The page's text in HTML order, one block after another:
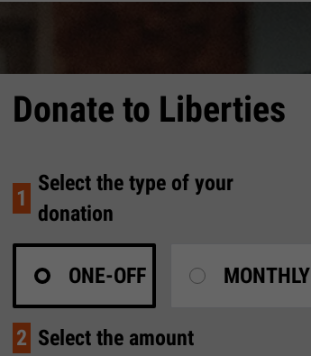
Donate to Liberties
1
Select the type of your
donation
ONE-OFF MONTHLY
2 Select the amount